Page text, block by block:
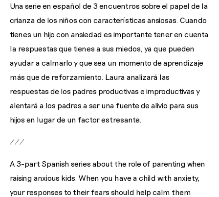
Una serie en español de 3 encuentros sobre el papel de la
crianza de los niños con características ansiosas. Cuando
tienes un hijo con ansiedad es importante tener en cuenta
la respuestas que tienes a sus miedos, ya que pueden
ayudar a calmarlo y que sea un momento de aprendizaje
más que de reforzamiento. Laura analizará las
respuestas de los padres productivas e improductivas y
alentará a los padres a ser una fuente de alivio para sus
hijos en lugar de un factor estresante.
///
A 3-part Spanish series about the role of parenting when
raising anxious kids. When you have a child with anxiety,
your responses to their fears should help calm them